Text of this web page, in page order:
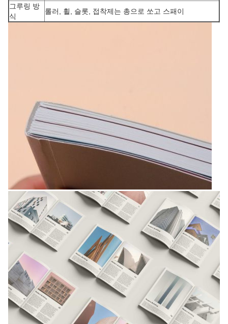
그루링 방
식
롤러, 휠, 슬롯, 접착제는 총으로 쏘고 스패이